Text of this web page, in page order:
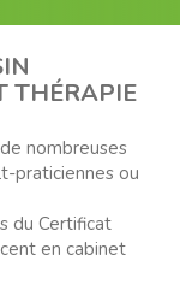
THÉRAPIE
nombreuses
praticiennes ou
du Certificat
en cabinet